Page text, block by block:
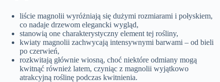
liście magnolii wyróżniają się dużymi rozmiarami i połyskiem,
co nadaje drzewom elegancki wygląd,
stanowią one charakterystyczny element tej rośliny,
kwiaty magnolii zachwycają intensywnymi barwami – od bieli
po czerwień,
rozkwitają głównie wiosną, choć niektóre odmiany mogą
kwitnąć również latem, czyniąc z magnolii wyjątkowo
atrakcyjną roślinę podczas kwitnienia.